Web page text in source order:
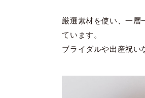
厳選素材を使い、一層
ています。
ブライダルや出産祝い